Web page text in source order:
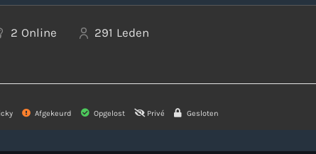
2 Online 291 Leden
Afgekeurd Opgelost Privé Gesloten